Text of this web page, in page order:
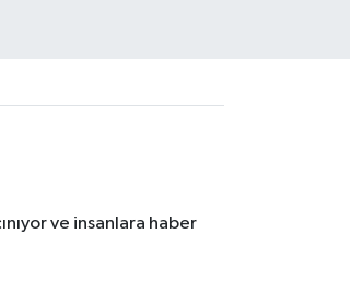
ve insanlara haber